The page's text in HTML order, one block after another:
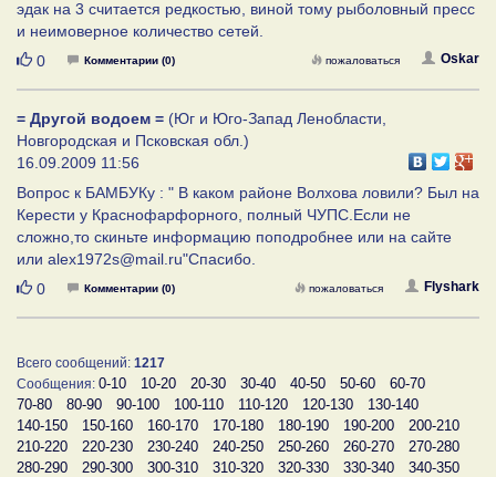
эдак на 3 считается редкостью, виной тому рыболовный пресс
и неимоверное количество сетей.
Нравится
0 Комментарии (0) Oskar
пожаловаться
= Другой водоем = (Юг и Юго-Запад Ленобласти,
Новгородская и Псковская обл.)
16.09.2009 11:56
Вопрос к БАМБУКу : " В каком районе Волхова ловили? Был на
Керести у Краснофарфорного, полный ЧУПС.Если не
сложно,то скиньте информацию поподробнее или на сайте
или alex1972s@mail.ru"Спасибо.
Нравится
0 Комментарии (0) Flyshark
пожаловаться
Всего сообщений: 1217
Сообщения: 0-10 10-20 20-30 30-40 40-50 50-60
60-70
70-80
80-90 90-100 100-110 110-120 120-130
130-140
140-150
150-160 160-170 170-180 180-190 190-200
200-210
210-220
220-230 230-240 240-250 250-260 260-270
270-280
280-290
290-300 300-310 310-320 320-330 330-340
340-350